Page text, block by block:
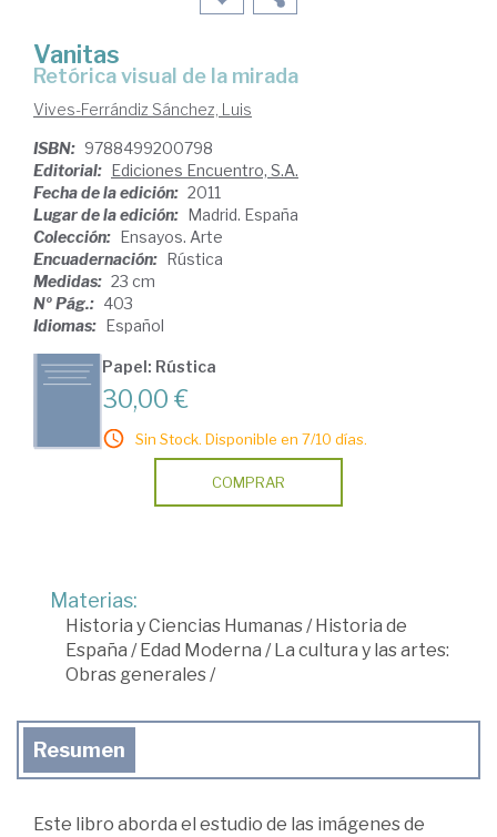
Vanitas
retórica visual de la mirada
Vives-Ferrándiz Sánchez, Luis
ISBN: 9788499200798
Editorial: Ediciones Encuentro, S.A.
Fecha de la edición: 2011
Lugar de la edición: Madrid. España
Colección: Ensayos. Arte
Encuadernación: Rústica
Medidas: 23 cm
Nº Pág.: 403
Idiomas: Español
Papel: Rústica
30,00 €
Sin Stock. Disponible en 7/10 días.
COMPRAR
Materias:
Historia y Ciencias Humanas/ Historia de
España / Edad Moderna / La cultura y las artes:
Obras generales/
Resumen
Este libro aborda el estudio de las imágenes de